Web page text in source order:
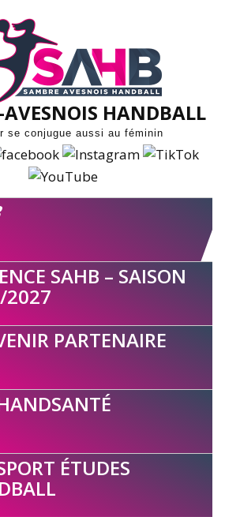
AVESNOIS HANDBALL
se conjugue aussi au féminin
SAHB – SAISON
2027
PARTENAIRE
ÉTUDES